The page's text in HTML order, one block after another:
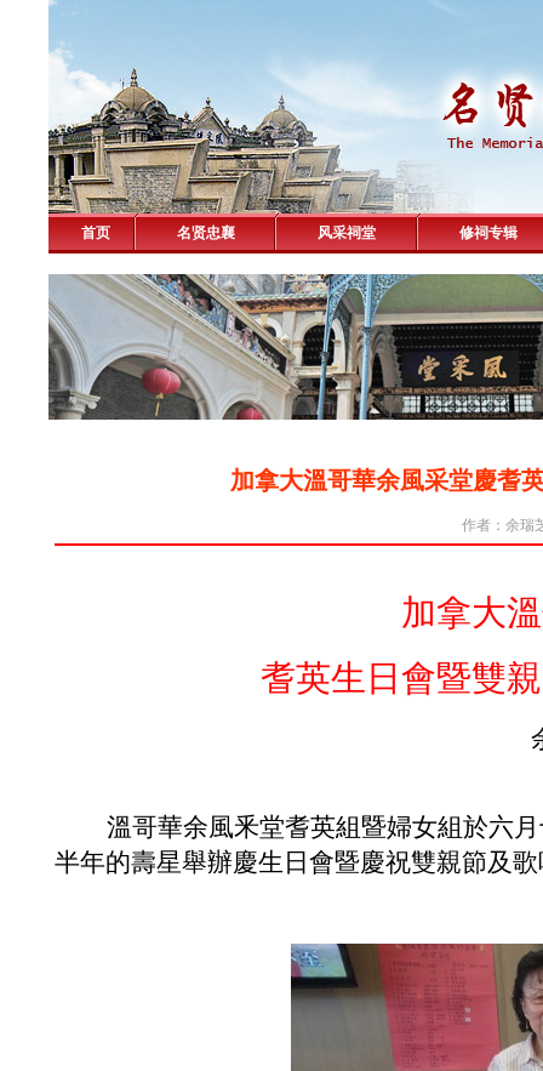
首页 名贤忠襄 风采祠堂 修祠专辑
加拿大溫哥華余風采堂慶耆
作者：余瑞
加拿大
耆英生日會暨雙
溫哥華余風釆堂耆英組暨婦女組於六
半年的壽星舉辦慶生日會暨慶祝雙親節及